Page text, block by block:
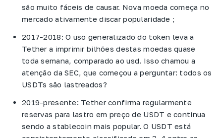
são muito fáceis de causar. Nova moeda começa no
mercado ativamente discar popularidade ;
2017-2018: O uso generalizado do token leva a
Tether a imprimir bilhões destas moedas quase
toda semana, comparado ao usd. Isso chamou a
atenção da SEC, que começou a perguntar: todos os
USDTs são lastreados?
2019-presente: Tether confirma regularmente
reservas para lastro em preço de USDT e continua
sendo a stablecoin mais popular. O USDT está